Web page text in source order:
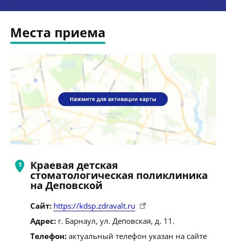
Места приема
Краевая детская
стоматологическая поликлиника
на Деповской
Сайт: https://kdsp.zdravalt.ru
Адрес: г. Барнаул, ул. Деповская, д. 11.
Телефон: актуальный телефон указан на сайте